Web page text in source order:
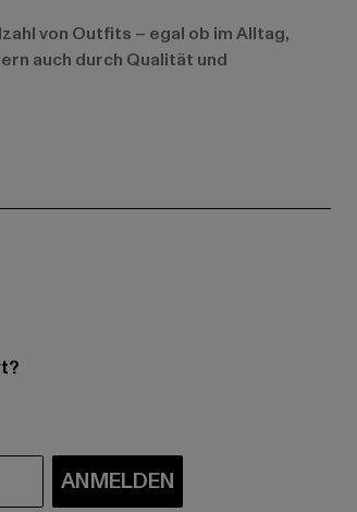
von Outfits – egal ob im Alltag,
auch durch Qualität und
ANMELDEN